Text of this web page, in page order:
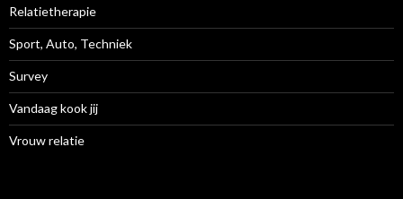
Relatietherapie
Sport, Auto, Techniek
Survey
Vandaag kook jij
Vrouw relatie